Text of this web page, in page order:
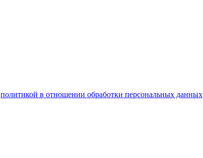
политикой в отношении обработки персональных данных